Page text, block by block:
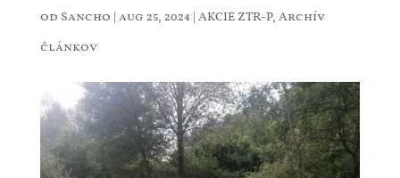
od Sancho | aug 25, 2024 | AKCIE ZTR-P, Archív
článkov